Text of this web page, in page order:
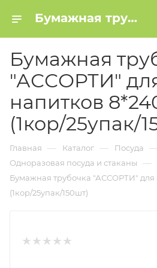
Бумажная трубочка "АССОРТИ" для напитков 8*240 (1кор/25упак/150шт) купить в Минске
Бумажная
"АССОРТИ"
напитков
(1кор/25упак/
Главная — Каталог — Посуда
Одноразовая посуда и стаканы —
Бумажная трубочка "АССОРТИ" для
(1кор/25упак/150шт)